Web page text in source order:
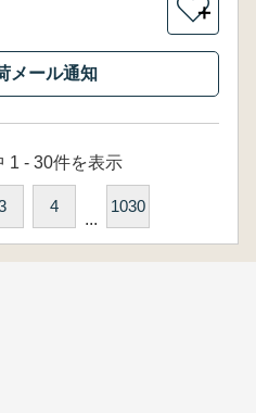
＋
メール通知
1 - 30件を表示
4
...
1030